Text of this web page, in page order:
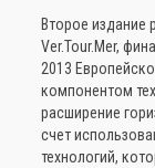
Второе издание
Ver.Tour.Mer,
2013
компонентом
расширение
счет
технологий,